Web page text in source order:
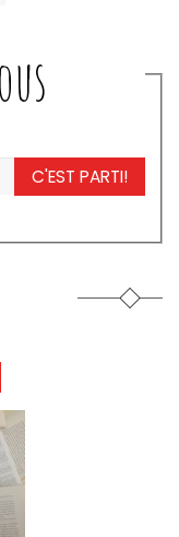
C'EST PARTI!